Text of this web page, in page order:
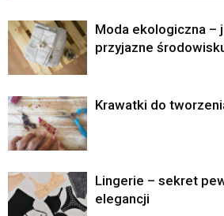
Moda ekologiczna –
przyjazne
Krawatki do
Lingerie – sekret
elegancji